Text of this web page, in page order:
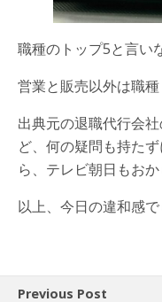
職種のトップ5と言い
営業と販売以外は職種
出典元の退職代行会
ど、何の疑問も持た
ら、テレビ朝日もおか
以上、今日の違和感で
Previous Post